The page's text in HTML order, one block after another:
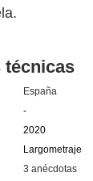
técnicas
España
-
2020
Largometraje
3 anécdotas